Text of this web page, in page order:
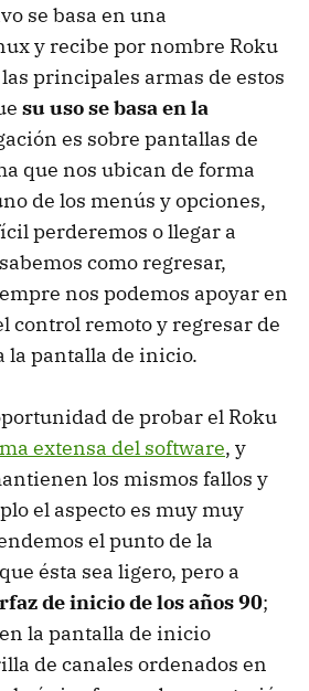
se basa en una
y recibe por nombre Roku
las principales armas de estos
su uso se basa en la
es sobre pantallas de
que nos ubican de forma
de los menús y opciones,
perderemos o llegar a
como regresar,
nos podemos apoyar en
control remoto y regresar de
la pantalla de inicio.
de probar el Roku
extensa del software, y
los mismos fallos y
el aspecto es muy muy
el punto de la
ésta sea ligero, pero a
de inicio de los años 90;
la pantalla de inicio
de canales ordenados en